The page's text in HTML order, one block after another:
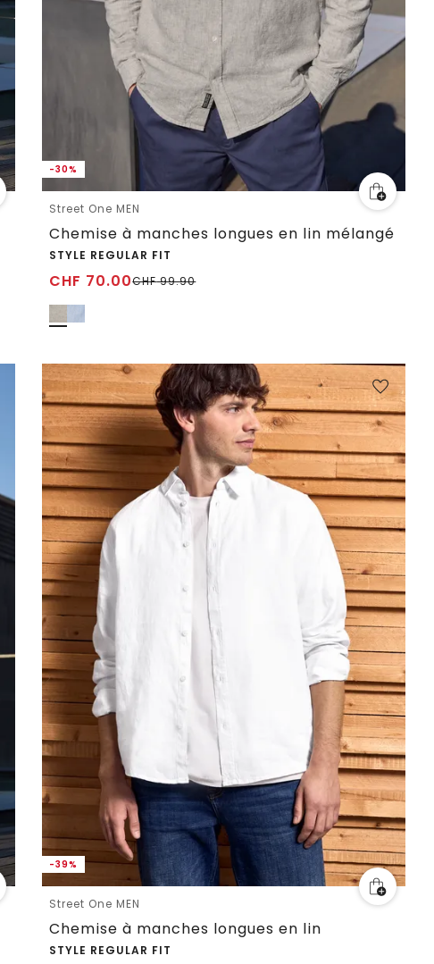
-30%
Street One MEN
Chemise à manches longues en lin mélangé
STYLE REGULAR FIT
CHF 70.00CHF99.90
-39%
Street One MEN
Chemise à manches longues en lin
STYLE REGULAR FIT